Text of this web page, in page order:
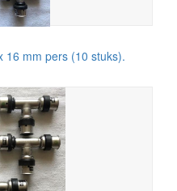
16 mm pers (10 stuks).